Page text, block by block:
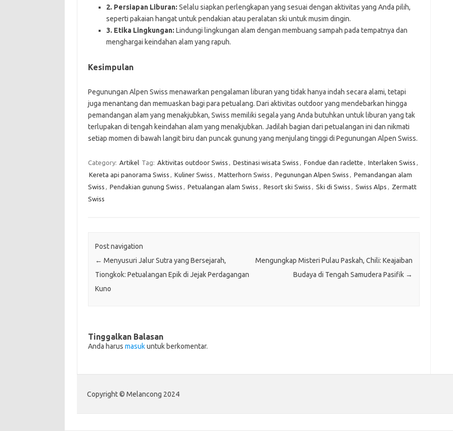
2. Persiapan Liburan: Selalu siapkan perlengkapan yang sesuai dengan aktivitas yang Anda pilih,
seperti pakaian hangat untuk pendakian atau peralatan ski untuk musim dingin.
3. Etika Lingkungan: Lindungi lingkungan alam dengan membuang sampah pada tempatnya dan
menghargai keindahan alam yang rapuh.
Kesimpulan
Pegunungan Alpen Swiss menawarkan pengalaman liburan yang tidak hanya indah secara alami, tetapi
juga menantang dan memuaskan bagi para petualang. Dari aktivitas outdoor yang mendebarkan hingga
pemandangan alam yang menakjubkan, Swiss memiliki segala yang Anda butuhkan untuk liburan yang tak
terlupakan di tengah keindahan alam yang menakjubkan. Jadilah bagian dari petualangan ini dan nikmati
setiap momen di bawah langit biru dan puncak gunung yang menjulang tinggi di Pegunungan Alpen Swiss.
Category: Artikel Tag: Aktivitas outdoor Swiss , Destinasi wisata Swiss , Fondue dan raclette , Interlaken Swiss ,
Kereta api panorama Swiss , Kuliner Swiss , Matterhorn Swiss , Pegunungan Alpen Swiss , Pemandangan alam
Swiss , Pendakian gunung Swiss , Petualangan alam Swiss , Resort ski Swiss , Ski di Swiss , Swiss Alps , Zermatt
Swiss
Post navigation
← Menyusuri Jalur Sutra yang Bersejarah,
Tiongkok: Petualangan Epik di Jejak Perdagangan
Kuno
Mengungkap Misteri Pulau Paskah, Chili: Keajaiban
Budaya di Tengah Samudera Pasifik →
Tinggalkan Balasan
Anda harus masukuntuk berkomentar.
Copyright © Melancong 2024